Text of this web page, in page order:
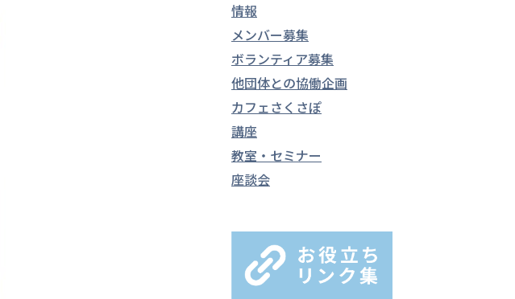
情報
メンバー募集
ボランティア募集
他団体との協働企画
カフェさくさぽ
講座
教室・セミナー
座談会